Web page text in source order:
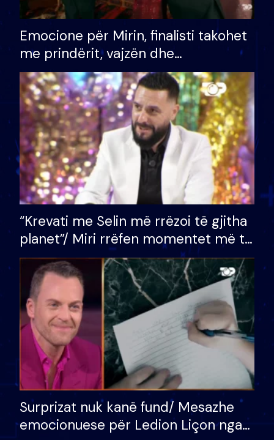
Emocione për Mirin, finalisti takohet
me prindërit, vajzën dhe
bashkëshorten: S’kemi ndonjë letër
divorci apo jo?
“Krevati me Selin më rrëzoi të gjitha
planet”/ Miri rrëfen momentet më të
bukura në shtëpinë e BB VIP: Do më
mungojë zilja e mëngjesit kur…
Surprizat nuk kanë fund/ Mesazhe
emocionuese për Ledion Liçon nga